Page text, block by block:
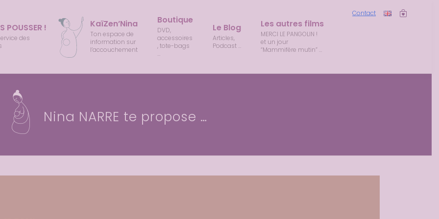
Contact
POUSSER !
des
KaïZen’Nina
Ton espace de
information sur
l’accouchement
Boutique
DVD,
accessoires
, tote-bags
…
Le Blog
Articles,
Podcast …
Les autres films
MERCI LE PANGOLIN !
et un jour
“Mammifère mutin” …
Nina NARRE te propose …